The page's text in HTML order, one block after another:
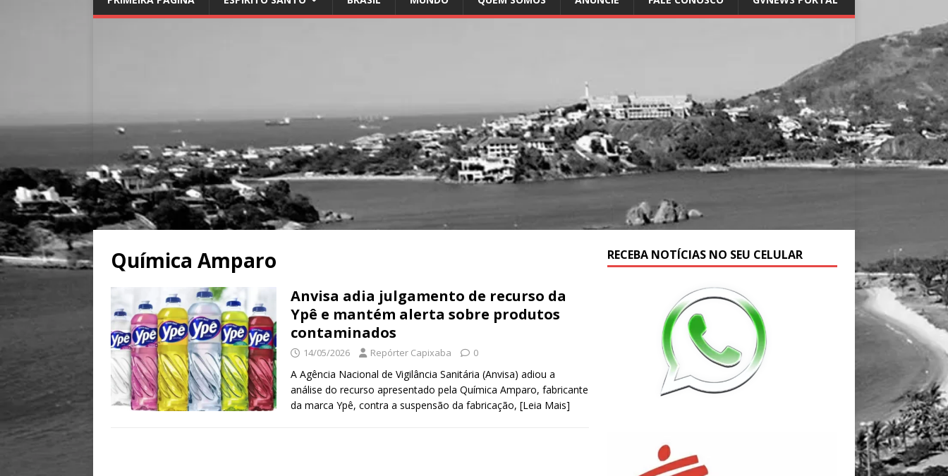
Química Amparo
Anvisa adia julgamento de recurso da
Ypê e mantém alerta sobre produtos
contaminados
14/05/2026 Repórter Capixaba 0
A Agência Nacional de Vigilância Sanitária (Anvisa) adiou a
análise do recurso apresentado pela Química Amparo, fabricante
da marca Ypê, contra a suspensão da fabricação, [Leia Mais]
RECEBA NOTÍCIAS NO SEU CELULAR